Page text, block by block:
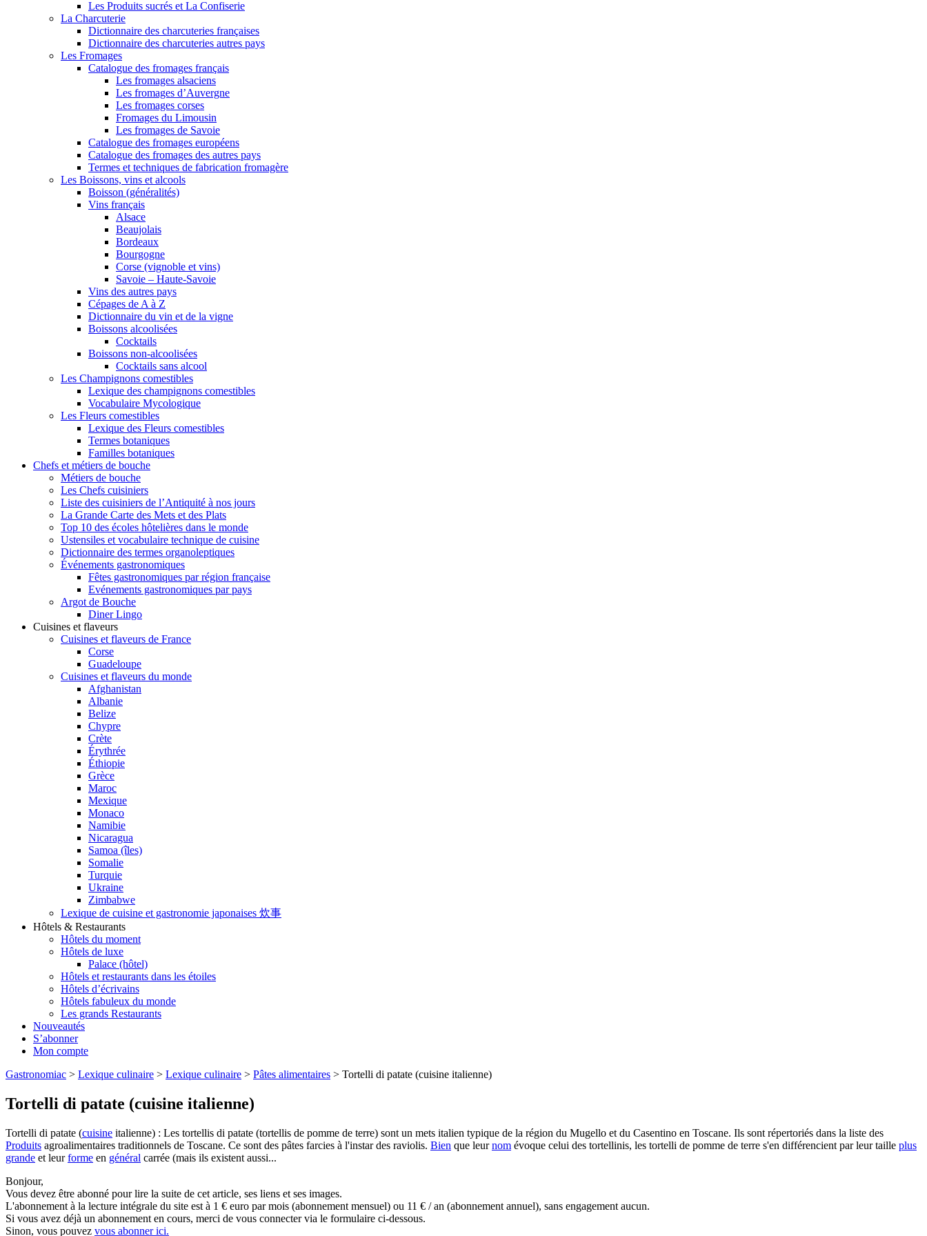
Les Produits sucrés et La Confiserie
La Charcuterie
Dictionnaire des charcuteries françaises
Dictionnaire des charcuteries autres pays
Les Fromages
Catalogue des fromages français
Les fromages alsaciens
Les fromages d’Auvergne
Les fromages corses
Fromages du Limousin
Les fromages de Savoie
Catalogue des fromages européens
Catalogue des fromages des autres pays
Termes et techniques de fabrication fromagère
Les Boissons, vins et alcools
Boisson (généralités)
Vins français
Alsace
Beaujolais
Bordeaux
Bourgogne
Corse (vignoble et vins)
Savoie – Haute-Savoie
Vins des autres pays
Cépages de A à Z
Dictionnaire du vin et de la vigne
Boissons alcoolisées
Cocktails
Boissons non-alcoolisées
Cocktails sans alcool
Les Champignons comestibles
Lexique des champignons comestibles
Vocabulaire Mycologique
Les Fleurs comestibles
Lexique des Fleurs comestibles
Termes botaniques
Familles botaniques
Chefs et métiers de bouche
Métiers de bouche
Les Chefs cuisiniers
Liste des cuisiniers de l’Antiquité à nos jours
La Grande Carte des Mets et des Plats
Top 10 des écoles hôtelières dans le monde
Ustensiles et vocabulaire technique de cuisine
Dictionnaire des termes organoleptiques
Événements gastronomiques
Fêtes gastronomiques par région française
Evénements gastronomiques par pays
Argot de Bouche
Diner Lingo
Cuisines et flaveurs
Cuisines et flaveurs de France
Corse
Guadeloupe
Cuisines et flaveurs du monde
Afghanistan
Albanie
Belize
Chypre
Crète
Érythrée
Éthiopie
Grèce
Maroc
Mexique
Monaco
Namibie
Nicaragua
Samoa (îles)
Somalie
Turquie
Ukraine
Zimbabwe
Lexique de cuisine et gastronomie japonaises 炊事
Hôtels & Restaurants
Hôtels du moment
Hôtels de luxe
Palace (hôtel)
Hôtels et restaurants dans les étoiles
Hôtels d’écrivains
Hôtels fabuleux du monde
Les grands Restaurants
Nouveautés
S’abonner
Mon compte
Gastronomiac > Lexique culinaire > Lexique culinaire > Pâtes alimentaires > Tortelli di patate (cuisine italienne)
Tortelli di patate (cuisine italienne)
Tortelli di patate (cuisine italienne) : Les tortellis di patate (tortellis de pomme de terre) sont un mets italien typique de la région du Mugello et du Casentino en Toscane. Ils sont répertoriés dans la liste des
Produits agroalimentaires traditionnels de Toscane. Ce sont des pâtes farcies à l'instar des raviolis. Bien que leurnom évoque celui des tortellinis, les tortelli de pomme de terre s'en différencient par leur taille plus
grande et leurforme en général carrée (mais ils existent aussi...
Bonjour,
Vous devez être abonné pour lire la suite de cet article, ses liens et ses images.
L'abonnement à la lecture intégrale du site est à 1 € euro par mois (abonnement mensuel) ou 11 € / an (abonnement annuel), sans engagement aucun.
Si vous avez déjà un abonnement en cours, merci de vous connecter via le formulaire ci-dessous.
Sinon, vous pouvez vous abonner ici.